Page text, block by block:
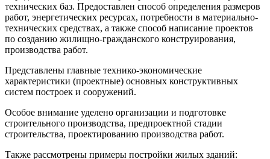
технических баз. Предоставлен способ определения размеров
работ, энергетических ресурсах, потребности в материально-
технических средствах, а также способ написание проектов
по созданию жилищно-гражданского конструирования,
производства работ.
Представлены главные технико-экономические
характеристики (проектные) основных конструктивных
систем построек и сооружений.
Особое внимание уделено организации и подготовке
строительного производства, предпроектной стадии
строительства, проектированию производства работ.
Также рассмотрены примеры постройки жилых зданий: